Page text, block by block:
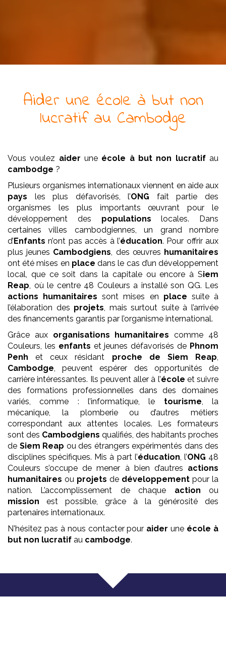
Aiderune école à but non
lucratifau Cambodge
Vous voulez aider une école à but non lucratifau
cambodge ?
Plusieurs organismes internationaux viennent en aide aux
pays les plus défavorisés, l’ONG fait partie des
organismes les plus importants œuvrant pour le
développement des populations locales. Dans
certaines villes cambodgiennes, un grand nombre
d’ Enfants n’ont pas accès à l’éducation. Pour offrir aux
plus jeunes Cambodgiens, des œuvres humanitaires
ont été mises en place dans le cas d’un développement
local, que ce soit dans la capitale ou encore à Siem
Reap, où le centre 48 Couleurs a installé son QG. Les
actions humanitaires sont mises en place suite à
l’élaboration des projets, mais surtout suite à l’arrivée
des financements garantis par l’organisme international.
Grâce aux organisations humanitaires comme 48
Couleurs, les enfants et jeunes défavorisés de Phnom
Penh et ceux résidant proche de Siem Reap,
Cambodge, peuvent espérer des opportunités de
carrière intéressantes. Ils peuvent aller à l’école et suivre
des formations professionnelles dans des domaines
variés, comme : l’informatique, le tourisme, la
mécanique, la plomberie ou d’autres métiers
correspondant aux attentes locales. Les formateurs
sont des Cambodgiens qualifiés, des habitants proches
de Siem Reap ou des étrangers expérimentés dans des
disciplines spécifiques. Mis à part l’éducation, l’ONG 48
Couleurs s’occupe de mener à bien d’autres actions
humanitaires ou projets de développement pour la
nation. L’accomplissement de chaque action ou
mission est possible, grâce à la générosité des
partenaires internationaux.
N'hésitez pas à nous contacter pour aider une école à
but non lucratif au cambodge.